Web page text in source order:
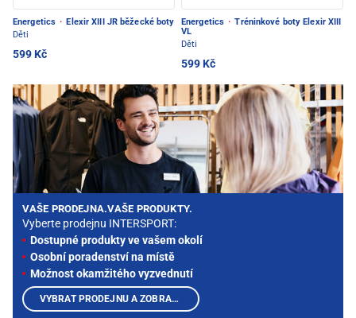
Energetics · Elexir XIII JR běžecké boty
Děti
599 Kč
Energetics · Tréninkové boty Elexir XIII
VL
Děti
599 Kč
VAŠE PRODEJNA.VAŠE PRODUKTY.
Vyberte prodejnu INTERSPORT:
Dostupné produkty ve vašem okolí
Osobní poradenství na místě
Možnost okamžitého vyzvednutí
VYBRAT PRODEJNU A ZOBRAZIT PRODUKTY